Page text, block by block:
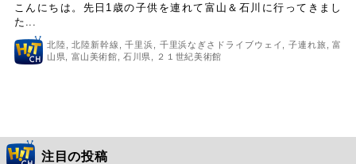
こんにちは。先日1歳の子供を連れて富山＆石川に行ってきまし
た...
北陸 ,北陸新幹線 ,千里浜 千里浜なぎさドライブウェイ 子連れ旅 ,富
山県
富山美術館 ,石川県 ２１世紀美術館
注目の投稿